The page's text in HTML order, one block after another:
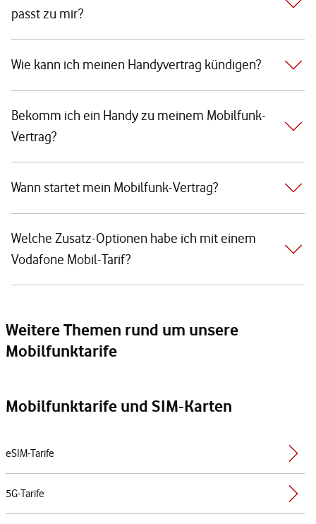
passt zu mir?
Wie kann ich meinen Handyvertrag kündigen?
Bekomm ich ein Handy zu meinem Mobilfunk-
Vertrag?
Wann startet mein Mobilfunk-Vertrag?
Welche Zusatz-Optionen habe ich mit einem
Vodafone Mobil-Tarif?
Weitere Themen rund um unsere
Mobilfunktarife
Mobilfunktarife und SIM-Karten
eSIM-Tarife
5G-Tarife